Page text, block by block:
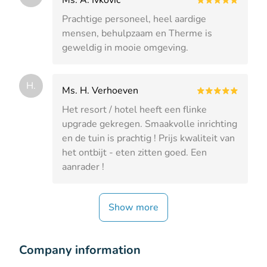
Prachtige personeel, heel aardige
mensen, behulpzaam en Therme is
geweldig in mooie omgeving.
H.
Ms. H. Verhoeven
Het resort / hotel heeft een flinke
upgrade gekregen. Smaakvolle inrichting
en de tuin is prachtig ! Prijs kwaliteit van
het ontbijt - eten zitten goed. Een
aanrader !
Show more
Company information